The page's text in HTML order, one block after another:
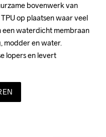
bovenwerk van
op plaatsen waar veel
een waterdicht membraan
modder en water.
lopers en levert